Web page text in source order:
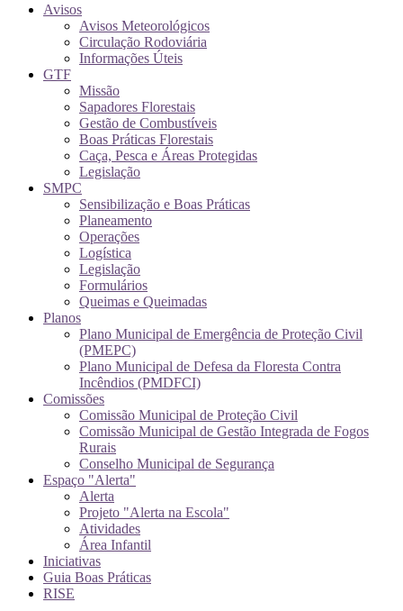
Avisos
Avisos Meteorológicos
Circulação Rodoviária
Informações Úteis
GTF
Missão
Sapadores Florestais
Gestão de Combustíveis
Boas Práticas Florestais
Caça, Pesca e Áreas Protegidas
Legislação
SMPC
Sensibilização e Boas Práticas
Planeamento
Operações
Logística
Legislação
Formulários
Queimas e Queimadas
Planos
Plano Municipal de Emergência de Proteção Civil
(PMEPC)
Plano Municipal de Defesa da Floresta Contra
Incêndios (PMDFCI)
Comissões
Comissão Municipal de Proteção Civil
Comissão Municipal de Gestão Integrada de Fogos
Rurais
Conselho Municipal de Segurança
Espaço "Alerta"
Alerta
Projeto "Alerta na Escola"
Atividades
Área Infantil
Iniciativas
Guia Boas Práticas
RISE